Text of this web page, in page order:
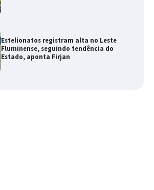
Estelionatos registram alta no Leste
Fluminense, seguindo tendência do
Estado, aponta Firjan